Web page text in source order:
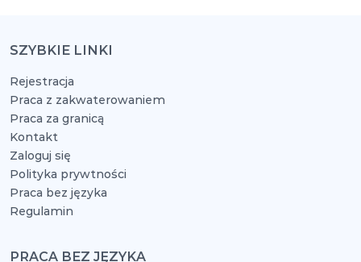
SZYBKIE LINKI
Rejestracja
Praca z zakwaterowaniem
Praca za granicą
Kontakt
Zaloguj się
Polityka prywtności
Praca bez języka
Regulamin
PRACA BEZ JĘZYKA